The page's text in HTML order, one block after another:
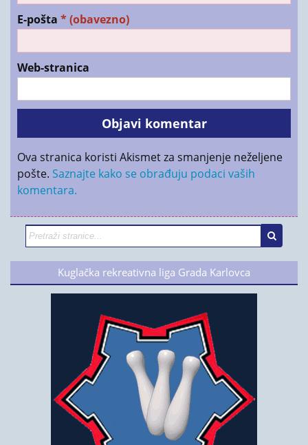
E-pošta * (obavezno)
Web-stranica
Ova stranica koristi Akismet za smanjenje neželjene
pošte. Saznajte kako se obrađuju podaci vaših
komentara.
Kuglačka rekreativna liga Grada Karlovca